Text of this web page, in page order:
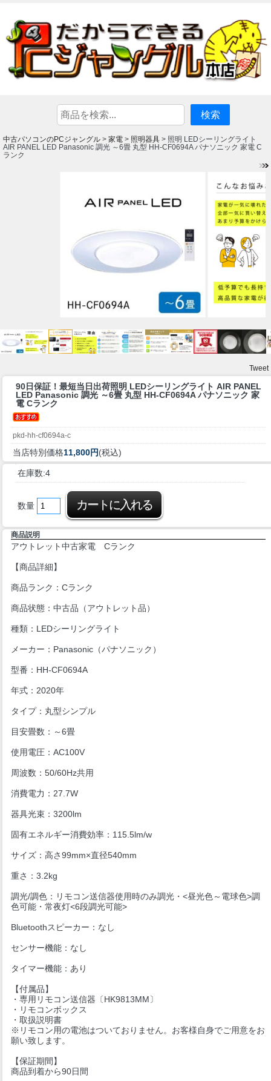
中古パソコンのPCジャングル > 家電 > 照明器具 > 照明 LEDシーリングライト
AIR PANEL LED Panasonic 調光 ～6畳 丸型 HH-CF0694A パナソニック 家電 C
ランク
Tweet
90日保証！最短当日出荷照明 LEDシーリングライト AIR PANEL
LED Panasonic 調光 ～6畳 丸型 HH-CF0694A パナソニック 家
電 Cランク
pkd-hh-cf0694a-c
当店特別価格11,800円(税込)
在庫数:4
数量
商品説明
アウトレット中古家電 Cランク
【商品詳細】
商品ランク：Cランク
商品状態：中古品（アウトレット品）
種類：LEDシーリングライト
メーカー：Panasonic（パナソニック）
型番：HH-CF0694A
年式：2020年
タイプ：丸型シンプル
目安畳数：～6畳
使用電圧：AC100V
周波数：50/60Hz共用
消費電力：27.7W
器具光束：3200lm
固有エネルギー消費効率：115.5lm/w
サイズ：高さ99mm×直径540mm
重さ：3.2kg
調光/調色：リモコン送信器使用時のみ調光・<昼光色～電球色>調
色可能・常夜灯<6段調光可能>
Bluetoothスピーカー：なし
センサー機能：なし
タイマー機能：あり
【付属品】
・専用リモコン送信器〔HK9813MM〕
・リモコンボックス
・取扱説明書
※リモコン用の電池はついておりません。お客様自身でご用意をお
願い致します。
【保証期間】
商品到着から90日間